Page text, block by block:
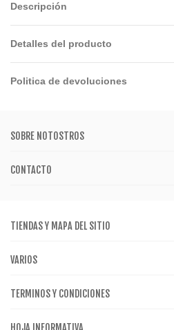
Descripción
Detalles del producto
Politica de devoluciones
SOBRE NOTOSTROS
CONTACTO
TIENDAS Y MAPA DEL SITIO
VARIOS
TERMINOS Y CONDICIONES